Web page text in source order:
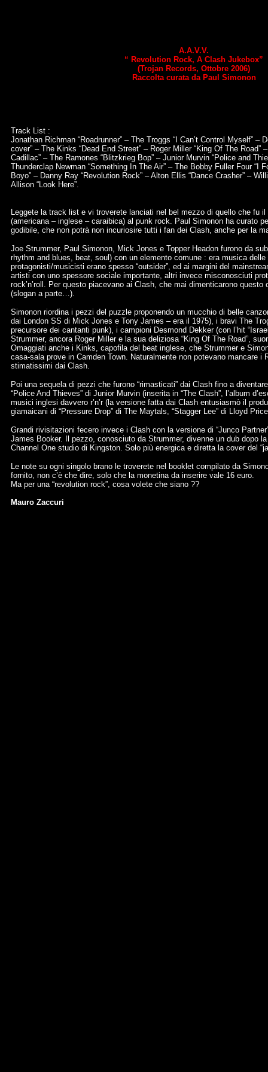
A.A.V.V.
“ Revolution Rock, A Clash Jukebox”
(Trojan Records, Ottobre 2006)
Raccolta curata da Paul Simonon
Track List :
Jonathan Richman “Roadrunner” – The Troggs “I Can’t Control Myself”
cover” – The Kinks “Dead End Street” – Roger Miller “King Of The
Cadillac” – The Ramones “Blitzkrieg Bop” – Junior Murvin “Police and
Thunderclap Newman “Something In The Air” – The Bobby Fuller Four “I
Boyo” – Danny Ray “Revolution Rock” – Alton Ellis “Dance Crasher” –
Allison “Look Here”.
Leggete la track list e vi troverete lanciati nel bel mezzo di quello che fu
(americana – inglese – caraibica) al punk rock. Paul Simonon ha curato
godibile, che non potrà non incuriosire tutti i fan dei Clash, anche per la
Joe Strummer, Paul Simonon, Mick Jones e Topper Headon furono da
rhythm and blues, beat, soul) con un elemento comune : era musica
protagonisti/musicisti erano spesso “outsider”, ed ai margini del
artisti con uno spessore sociale importante, altri invece misconosciuti
rock’n’roll. Per questo piacevano ai Clash, che mai dimenticarono
(slogan a parte…).
Simonon riordina i pezzi del puzzle proponendo un mucchio di belle
dai London SS di Mick Jones e Tony James – era il 1975), i bravi The
precursore dei cantanti punk), i campioni Desmond Dekker (con l’hit
Strummer, ancora Roger Miller e la sua deliziosa “King Of The Road”,
Omaggiati anche i Kinks, capofila del beat inglese, che Strummer e
casa-sala prove in Camden Town. Naturalmente non potevano mancare
stimatissimi dai Clash.
Poi una sequela di pezzi che furono “rimasticati” dai Clash fino a
“Police And Thieves” di Junior Murvin (inserita in “The Clash”, l’album
musici inglesi davvero r’n’r (la versione fatta dai Clash entusiasmò il
giamaicani di “Pressure Drop” di The Maytals, “Stagger Lee” di Lloyd
Grandi rivisitazioni fecero invece i Clash con la versione di “Junco
James Booker. Il pezzo, conosciuto da Strummer, divenne un dub dopo
Channel One studio di Kingston. Solo più energica e diretta la cover del
Le note su ogni singolo brano le troverete nel booklet compilato da
fornito, non c’è che dire, solo che la monetina da inserire vale 16 euro.
Ma per una “revolution rock”, cosa volete che siano ??
Mauro Zaccuri